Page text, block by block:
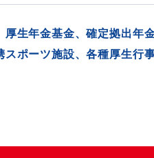
厚生年金基金、確定拠出年
スポーツ施設、各種厚生行